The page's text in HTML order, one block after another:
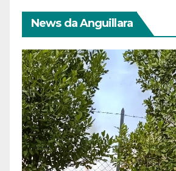
News da Anguillara